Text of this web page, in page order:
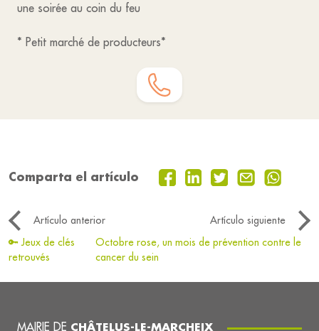
une soirée au coin du feu
* Petit marché de producteurs*
Comparta el artículo
Artículo anterior
Artículo siguiente
🔑 Jeux de clés
retrouvés
Octobre rose, un mois de prévention contre le
cancer du sein
MAIRIE DE CHÂTELUS-LE-MARCHEIX